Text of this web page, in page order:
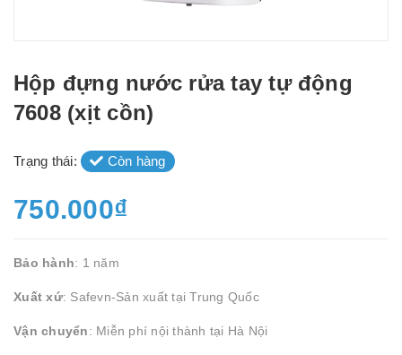
Hộp đựng nước rửa tay tự động
7608 (xịt cồn)
Trạng thái: Còn hàng
750.000₫
Bảo hành: 1 năm
Xuất xứ: Safevn-Sản xuất tại Trung Quốc
Vận chuyển: Miễn phí nội thành tại Hà Nội